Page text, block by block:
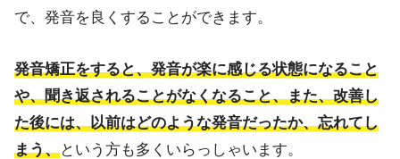
で、発音を良くすることができます。
発音矯正をすると、発音が楽に感じる状態になること
や、聞き返されることがなくなること、また、改善し
た後には、以前はどのような発音だったか、忘れてし
まう、という方も多くいらっしゃいます。